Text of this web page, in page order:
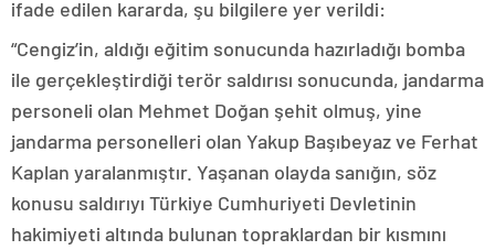
ifade edilen kararda, şu bilgilere yer verildi:
“Cengiz’in, aldığı eğitim sonucunda hazırladığı bomba
ile gerçekleştirdiği terör saldırısı sonucunda, jandarma
personeli olan Mehmet Doğan şehit olmuş, yine
jandarma personelleri olan Yakup Başıbeyaz ve Ferhat
Kaplan yaralanmıştır. Yaşanan olayda sanığın, söz
konusu saldırıyı Türkiye Cumhuriyeti Devletinin
hakimiyeti altında bulunan topraklardan bir kısmını